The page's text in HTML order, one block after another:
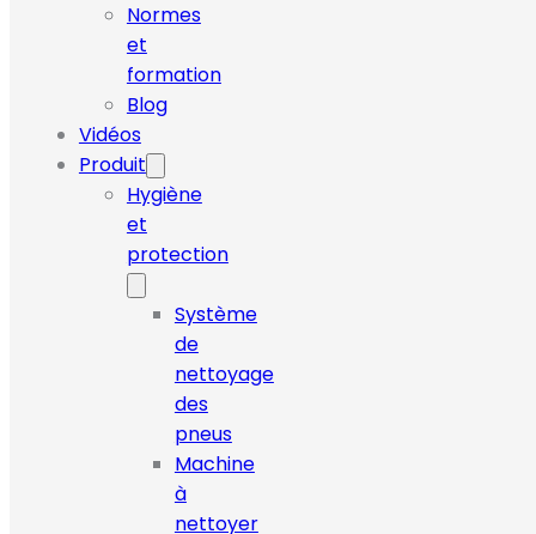
Normes
et
formation
Blog
Vidéos
Produit
Hygiène
et
protection
Système
de
nettoyage
des
pneus
Machine
à
nettoyer